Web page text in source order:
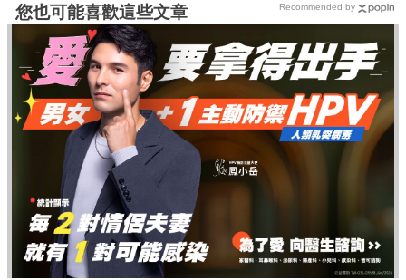
您也可能喜歡這些文章 Recommended by